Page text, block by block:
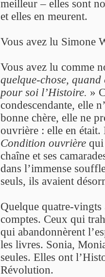
meilleur – elles sont
et elles en meurent.
Vous avez lu Simone
Vous avez lu comme
quelque-chose, quand
pour soi l’Histoire. »
condescendante, elle
bonne chère, elle ne
ouvrière : elle en était.
Condition ouvrière qui
chaîne et ses
dans l’immense
seuls, ils avaient
Quelque quatre-vingts
comptes. Ceux qui
qui abandonnèrent
les livres. Sonia,
seules. Elles ont
Révolution.